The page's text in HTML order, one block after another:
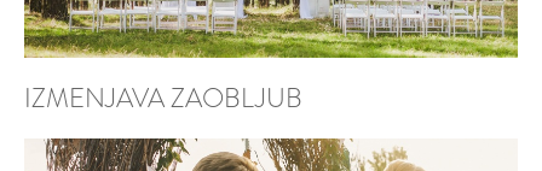
IZMENJAVA ZAOBLJUB